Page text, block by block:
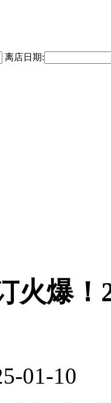
离店日期:
火爆！
01-10